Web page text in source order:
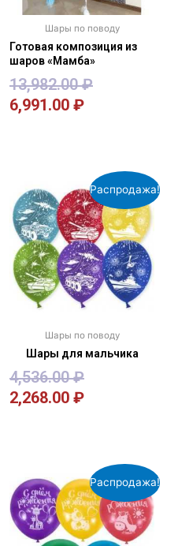
Шары по поводу
Готовая композиция из
шаров «Мамба»
13,982.00₽
6,991.00 ₽
Распродажа!
Шары по поводу
Шары для мальчика
4,536.00₽
2,268.00 ₽
Распродажа!